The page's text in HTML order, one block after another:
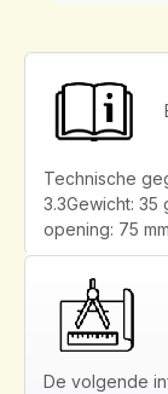
Technische
3.3Gewicht: 35
opening: 75
De volgende